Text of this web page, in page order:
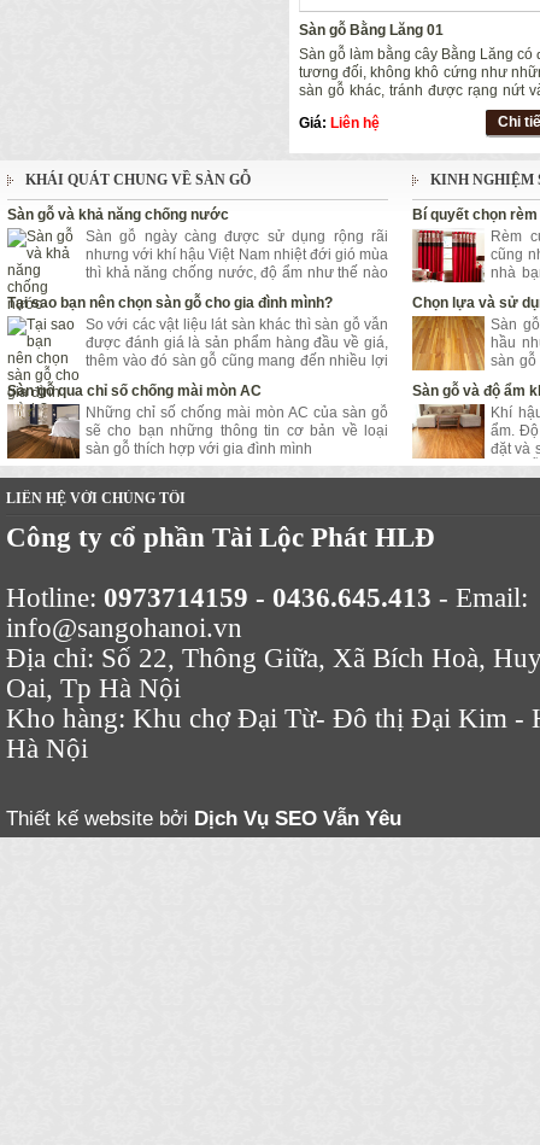
Sàn gỗ Bằng Lăng 01
Sàn gỗ làm bằng cây Bằng Lăng có
tương đối, không khô cứng như
sàn gỗ khác, tránh được rạng nứt
Chi
Giá: Liên hệ
KHÁI QUÁT CHUNG VỀ SÀN GỖ
Sàn gỗ và khả năng chống nước
Sàn gỗ ngày càng được sử dụng rộng rãi
nhưng với khí hậu Việt Nam nhiệt đới gió mùa
thì khả năng chống nước, độ ẩm như thế nào
lại là vấn đề được quan tâm hàng đầu.
Tại sao bạn nên chọn sàn gỗ cho gia đình mình?
So với các vật liệu lát sàn khác thì sàn gỗ vẫn
được đánh giá là sản phẩm hàng đầu về giá,
thêm vào đó sàn gỗ cũng mang đến nhiều lợi
ích bất ngờ cho người sử dụng
Sàn gỗ qua chỉ số chống mài mòn AC
Những chỉ số chống mài mòn AC của sàn gỗ
sẽ cho bạn những thông tin cơ bản về loại
sàn gỗ thích hợp với gia đình mình
KINH NGHIỆM
Bí quyết chọn
Rèm
cũng
nhà
bạn
hề dễ
Chọn lựa và sử
Sàn
hầu
sàn
tốt, và
cùng
Sàn gỗ và độ ẩm
Khí
ẩm.
đặt và
Sàn
LIÊN HỆ VỚI CHÚNG TÔI
Công ty cổ phần Tài Lộc Phát HLĐ
Hotline: 0973714159 - 0436.645.413 - Email:
info@sangohanoi.vn
Địa chỉ: Số 22, Thông Giữa, Xã Bích Hoà,
Oai, Tp Hà Nội
Kho hàng: Khu chợ Đại Từ- Đô thị Đại Kim -
Hà Nội
Thiết kế website bởi Dịch Vụ SEO Vẫn Yêu